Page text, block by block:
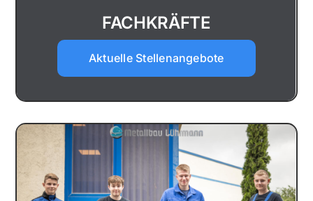
FACHKRÄFTE
Aktuelle Stellenangebote